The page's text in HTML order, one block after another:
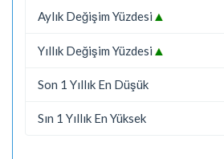
Aylık Değişim Yüzdesi ▲
Yıllık Değişim Yüzdesi ▲
Son 1 Yıllık En Düşük
Sın 1 Yıllık En Yüksek